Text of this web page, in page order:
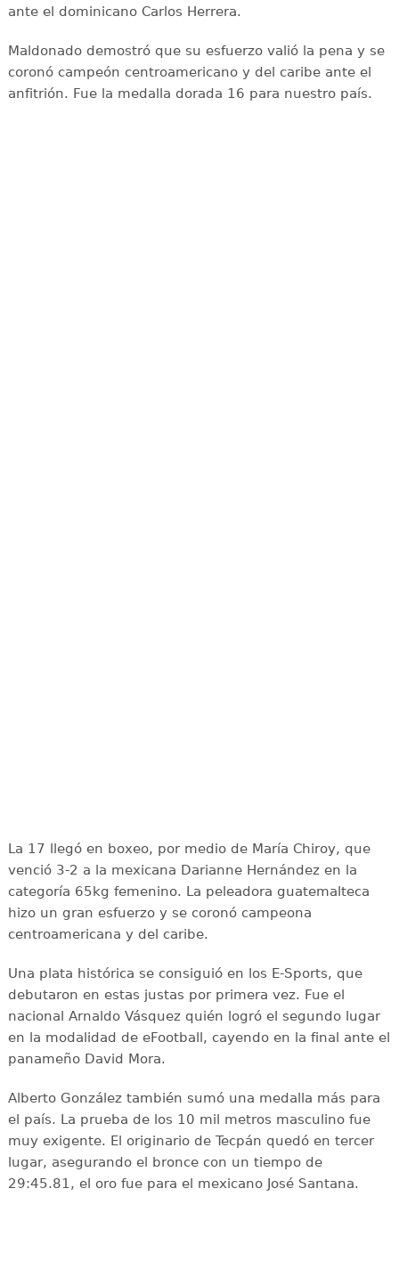
ante el dominicano Carlos Herrera.
Maldonado demostró que su esfuerzo valió la pena y se
coronó campeón centroamericano y del caribe ante el
anfitrión. Fue la medalla dorada 16 para nuestro país.
La 17 llegó en boxeo, por medio de María Chiroy, que
venció 3-2 a la mexicana Darianne Hernández en la
categoría 65kg femenino. La peleadora guatemalteca
hizo un gran esfuerzo y se coronó campeona
centroamericana y del caribe.
Una plata histórica se consiguió en los E-Sports, que
debutaron en estas justas por primera vez. Fue el
nacional Arnaldo Vásquez quién logró el segundo lugar
en la modalidad de eFootball, cayendo en la final ante el
panameño David Mora.
Alberto González también sumó una medalla más para
el país. La prueba de los 10 mil metros masculino fue
muy exigente. El originario de Tecpán quedó en tercer
lugar, asegurando el bronce con un tiempo de
29:45.81, el oro fue para el mexicano José Santana.